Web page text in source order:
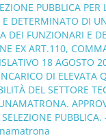
PUBBLICA PER
DETERMINATO DI
DEI FUNZIONARI E
EX ART.110,
18 AGOSTO
DI ELEVATA
DEL SETTORE